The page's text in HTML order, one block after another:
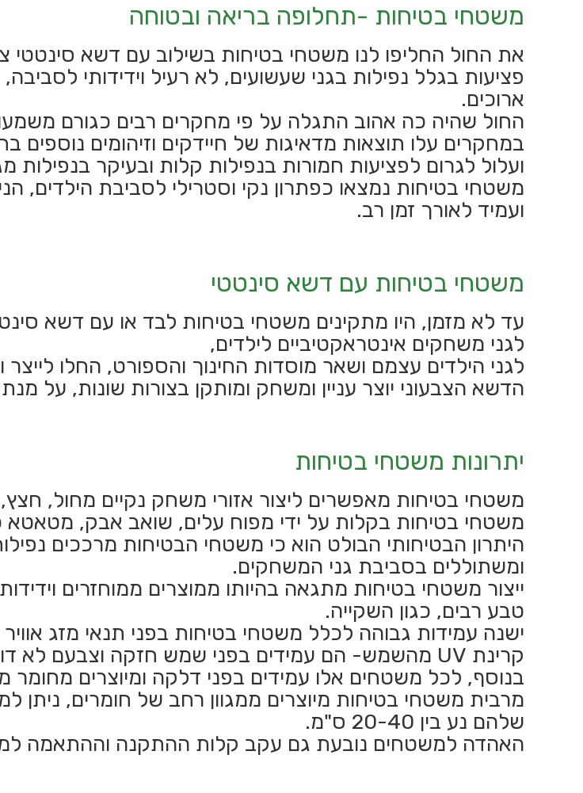
משטחי בטיחות -תחלופה בריאה ובטוחה
את החול החליפו לנו משטחי בטיחות בשילוב עם דשא סינטטי
פציעות בגלל נפילות בגני שעשועים, לא רעיל וידידותי
ארוכים.
החול שהיה כה אהוב התגלה על פי מחקרים רבים כגורם
במחקרים עלו תוצאות מדאיגות של חיידקים וזיהומים נוספים
ועלול לגרום לפציעות חמורות בנפילות קלות ובעיקר בנפילות
משטחי בטיחות נמצאו כפתרון נקי וסטרילי לסביבת הילדים,
ועמיד לאורך זמן רב.
משטחי בטיחות עם דשא סינטטי
עד לא מזמן, היו מתקינים משטחי בטיחות לבד או עם דשא
לגני משחקים אינטראקטיביים לילדים,
לגני הילדים עצמם ושאר מוסדות החינוך והספורט, החלו
הדשא הצבעוני יוצר עניין ומשחק ומותקן בצורות שונות, על
יתרונות משטחי בטיחות
משטחי בטיחות מאפשרים ליצור אזורי משחק נקיים מחול, חצץ,
משטחי בטיחות בקלות על ידי מפוח עלים, שואב אבק, מטאטא
היתרון הבטיחותי הבולט הוא כי משטחי הבטיחות מרככים
ומשתוללים בסביבת גני המשחקים.
ייצור משטחי בטיחות מתגאה בהיותו ממוצרים ממוחזרים
טבע רבים, כגון השקייה.
ישנה עמידות גבוהה לכלל משטחי בטיחות בפני תנאי מזג
קרינת UV מהשמש- הם עמידים בפני שמש חזקה וצבעם לא דוהה.
בנוסף, לכל משטחים אלו עמידים בפני דלקה ומיוצרים
מרבית משטחי בטיחות מיוצרים ממגוון רחב של חומרים, ניתן
שלהם נע בין 20-40 ס"מ.
האהדה למשטחים נובעת גם עקב קלות ההתקנה וההתאמה